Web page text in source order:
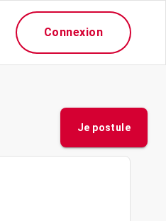
Connexion
Je postule